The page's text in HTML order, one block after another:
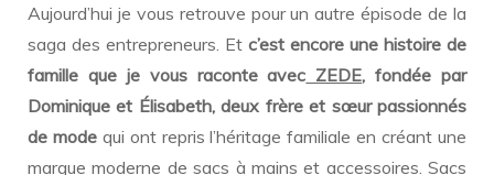
porte
un
ZEDE
Aujourd’hui je vous retrouve pour un autre épisode de la
saga des entrepreneurs. Et c’est encore une histoire de
famille que je vous raconte avec ZEDE, fondée par
Dominique et Élisabeth, deux frère et sœur passionnés
de modequi ont repris l’héritage familiale en créant une
marque moderne de sacs à mains et accessoires. Sacs